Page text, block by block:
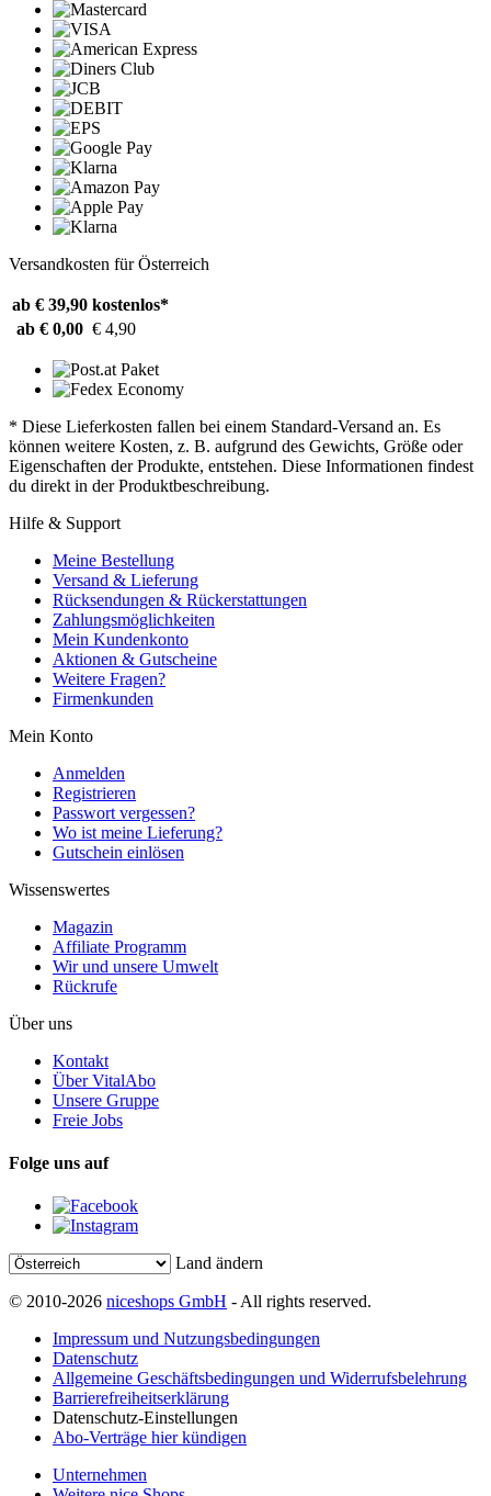
Versandkosten für Österreich
ab € 39,90 kostenlos*
ab € 0,00 € 4,90
* Diese Lieferkosten fallen bei einem Standard-Versand an. Es
können weitere Kosten, z. B. aufgrund des Gewichts, Größe oder
Eigenschaften der Produkte, entstehen. Diese Informationen findest
du direkt in der Produktbeschreibung.
Hilfe & Support
Meine Bestellung
Versand & Lieferung
Rücksendungen & Rückerstattungen
Zahlungsmöglichkeiten
Mein Kundenkonto
Aktionen & Gutscheine
Weitere Fragen?
Firmenkunden
Mein Konto
Anmelden
Registrieren
Passwort vergessen?
Wo ist meine Lieferung?
Gutschein einlösen
Wissenswertes
Magazin
Affiliate Programm
Wir und unsere Umwelt
Rückrufe
Über uns
Kontakt
Über VitalAbo
Unsere Gruppe
Freie Jobs
Folge uns auf
Land ändern
© 2010-2026 niceshops GmbH - All rights reserved.
Impressum und Nutzungsbedingungen
Datenschutz
Allgemeine Geschäftsbedingungen und Widerrufsbelehrung
Barrierefreiheitserklärung
Datenschutz-Einstellungen
Abo-Verträge hier kündigen
Unternehmen